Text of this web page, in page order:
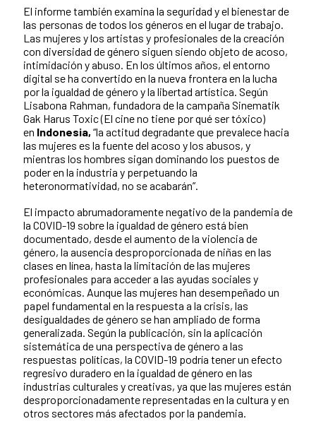
El informe también examina la seguridad y el bienestar de
las personas de todos los géneros en el lugar de trabajo.
Las mujeres y los artistas y profesionales de la creación
con diversidad de género siguen siendo objeto de acoso,
intimidación y abuso. En los últimos años, el entorno
digital se ha convertido en la nueva frontera en la lucha
por la igualdad de género y la libertad artística. Según
Lisabona Rahman, fundadora de la campaña Sinematik
Gak Harus Toxic (El cine no tiene por qué ser tóxico)
en Indonesia, “la actitud degradante que prevalece hacia
las mujeres es la fuente del acoso y los abusos, y
mientras los hombres sigan dominando los puestos de
poder en la industria y perpetuando la
heteronormatividad, no se acabarán”.
El impacto abrumadoramente negativo de la pandemia de
la COVID-19 sobre la igualdad de género está bien
documentado, desde el aumento de la violencia de
género, la ausencia desproporcionada de niñas en las
clases en línea, hasta la limitación de las mujeres
profesionales para acceder a las ayudas sociales y
económicas. Aunque las mujeres han desempeñado un
papel fundamental en la respuesta a la crisis, las
desigualdades de género se han ampliado de forma
generalizada. Según la publicación, sin la aplicación
sistemática de una perspectiva de género a las
respuestas políticas, la COVID-19 podría tener un efecto
regresivo duradero en la igualdad de género en las
industrias culturales y creativas, ya que las mujeres están
desproporcionadamente representadas en la cultura y en
otros sectores más afectados por la pandemia.